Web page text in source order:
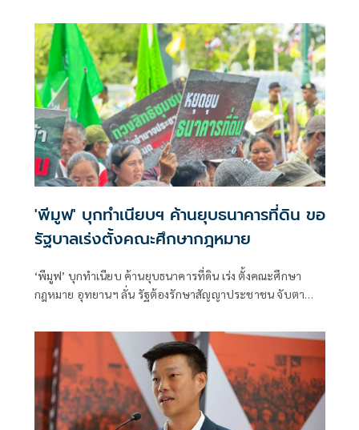
'พีมูฟ' บุกทำเนียบฯ ค้านยุบธนาคารที่ดิน ขอ
รัฐบาลเร่งตั้งคณะศึกษากฎหมาย
‘พีมูฟ’ บุกทำเนียบ ค้านยุบธนาคารที่ดิน เร่ง ตั้งคณะศึกษา
กฎหมาย อุทยานฯ ลั่น รัฐต้องรักษาสัญญาประชาชน จับตา